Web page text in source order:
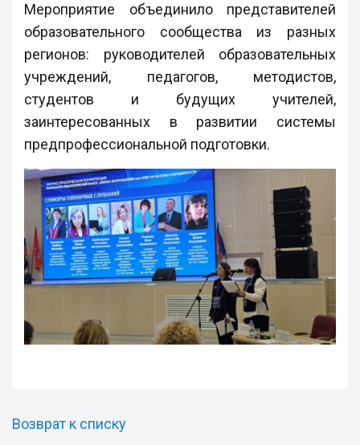
Мероприятие объединило представителей
образовательного сообщества из разных
регионов: руководителей образовательных
учреждений, педагогов, методистов,
студентов и будущих учителей,
заинтересованных в развитии системы
предпрофессиональной подготовки.
Возврат к списку